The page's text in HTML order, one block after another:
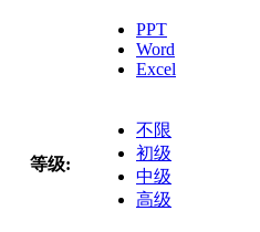
PPT
Word
Excel
等级:
不限
初级
中级
高级